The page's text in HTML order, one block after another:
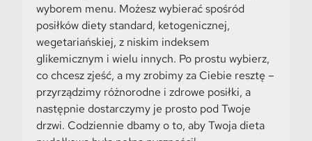
wyborem menu. Możesz wybierać spośród
posiłków diety standard, ketogenicznej,
wegetariańskiej, z niskim indeksem
glikemicznym i wielu innych. Po prostu wybierz,
co chcesz zjeść, a my zrobimy za Ciebie resztę –
przyrządzimy różnorodne i zdrowe posiłki, a
następnie dostarczymy je prosto pod Twoje
drzwi. Codziennie dbamy o to, aby Twoja dieta